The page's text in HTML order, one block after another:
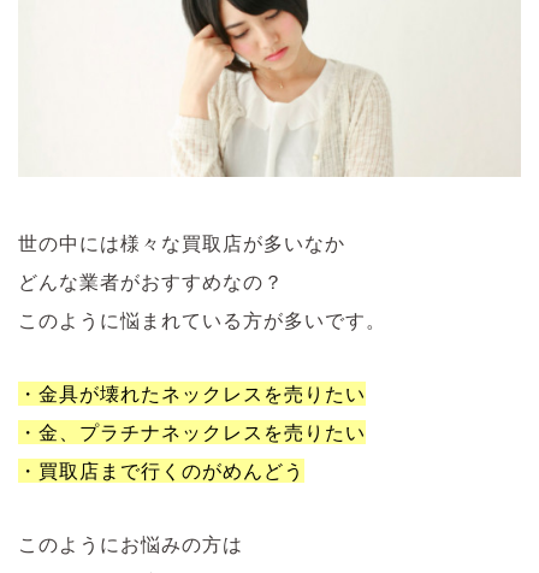
世の中には様々な買取店が多いなか
どんな業者がおすすめなの？
このように悩まれている方が多いです。
・金具が壊れたネックレスを売りたい
・金、プラチナネックレスを売りたい
・買取店まで行くのがめんどう
このようにお悩みの方は